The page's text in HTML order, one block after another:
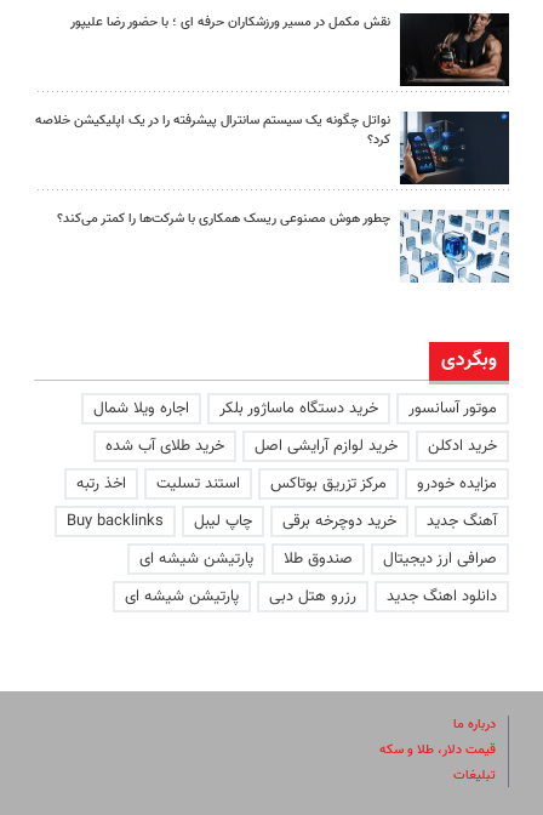
نقش مکمل در مسیر ورزشکاران حرفه ای ؛ با حضور رضا علیپور
نواتل چگونه یک سیستم سانترال پیشرفته را در یک اپلیکیشن خلاصه
کرد؟
چطور هوش مصنوعی ریسک همکاری با شرکت‌ها را کمتر می‌کند؟
وبگردی
موتور آسانسور خرید دستگاه ماساژور بلکر
اجاره ویلا شمال
خرید ادکلن
خرید لوازم آرایشی اصل
خرید طلای آب شده
مزایده خودرو
مرکز تزریق بوتاکس استند تسلیت
اخذ رتبه
آهنگ جدید
خرید دوچرخه برقی چاپ لیبل
Buy backlinks
صرافی ارز دیجیتال
صندوق طلا
پارتیشن شیشه ای
دانلود اهنگ جدید
رزرو هتل دبی پارتیشن شیشه ای
درباره ما
قیمت دلار، طلا و سکه
تبلیغات